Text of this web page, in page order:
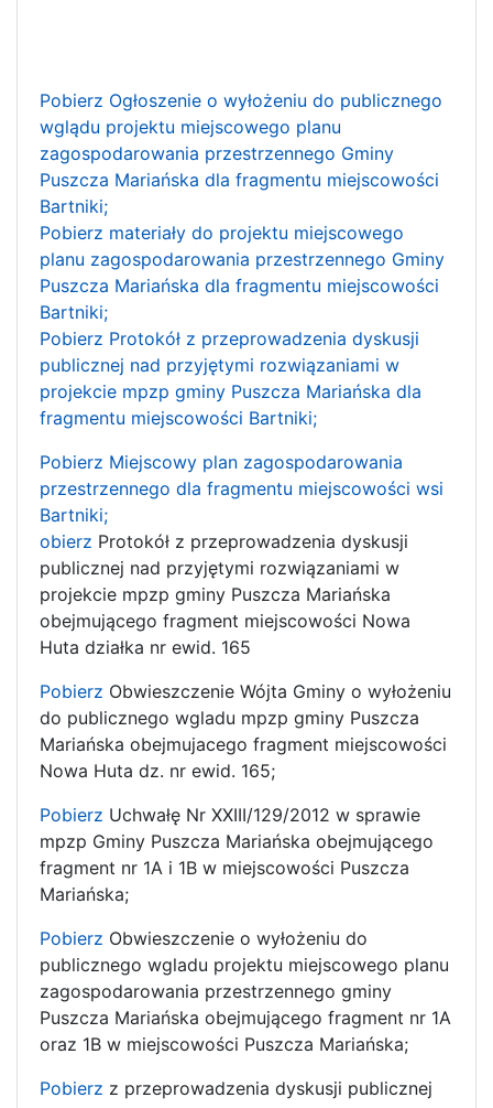
Pobierz Ogłoszenie o wyłożeniu do publicznego
wglądu projektu miejscowego planu
zagospodarowania przestrzennego Gminy
Puszcza Mariańska dla fragmentu miejscowości
Bartniki;
Pobierz materiały do projektu miejscowego
planu zagospodarowania przestrzennego Gminy
Puszcza Mariańska dla fragmentu miejscowości
Bartniki;
Pobierz Protokół z przeprowadzenia dyskusji
publicznej nad przyjętymi rozwiązaniami w
projekcie mpzp gminy Puszcza Mariańska dla
fragmentu miejscowości Bartniki;
Pobierz Miejscowy plan zagospodarowania
przestrzennego dla fragmentu miejscowości wsi
Bartniki;
obierz Protokół z przeprowadzenia dyskusji
publicznej nad przyjętymi rozwiązaniami w
projekcie mpzp gminy Puszcza Mariańska
obejmującego fragment miejscowości Nowa
Huta działka nr ewid. 165
Pobierz Obwieszczenie Wójta Gminy o wyłożeniu
do publicznego wgladu mpzp gminy Puszcza
Mariańska obejmujacego fragment miejscowości
Nowa Huta dz. nr ewid. 165;
Pobierz Uchwałę Nr XXIII/129/2012 w sprawie
mpzp Gminy Puszcza Mariańska obejmującego
fragment nr 1A i 1B w miejscowości Puszcza
Mariańska;
Pobierz Obwieszczenie o wyłożeniu do
publicznego wgladu projektu miejscowego planu
zagospodarowania przestrzennego gminy
Puszcza Mariańska obejmującego fragment nr 1A
oraz 1B w miejscowości Puszcza Mariańska;
Pobierz z przeprowadzenia dyskusji publicznej